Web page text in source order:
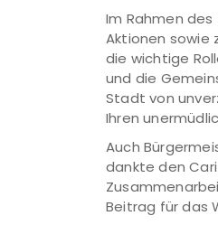
Im Rahmen
Aktionen sowie
die wichtige
und die
Stadt von
Ihren
Auch
dankte den
Beitrag für das